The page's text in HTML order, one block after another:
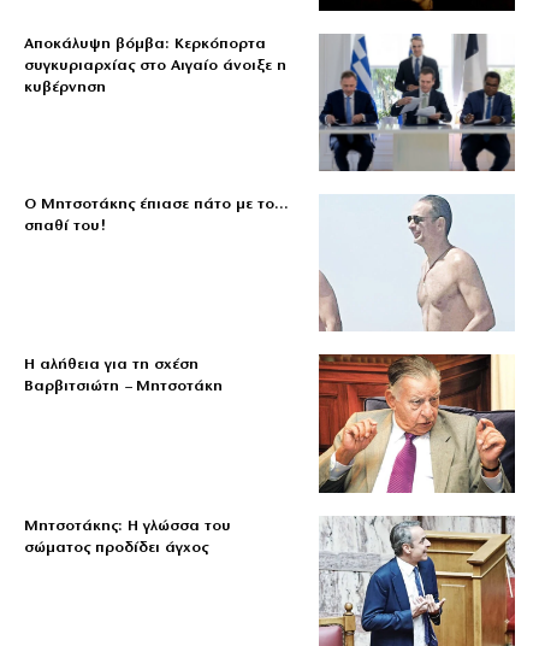
Αποκάλυψη βόμβα: Κερκόπορτα
συγκυριαρχίας στο Αιγαίο άνοιξε η
κυβέρνηση
Ο Μητσοτάκης έπιασε πάτο με το…
σπαθί του!
Η αλήθεια για τη σχέση
Βαρβιτσιώτη – Μητσοτάκη
Μητσοτάκης: Η γλώσσα του
σώματος προδίδει άγχος